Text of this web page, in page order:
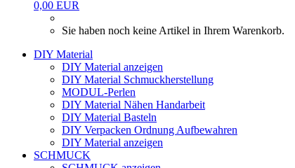
0,00 EUR
Sie haben noch keine Artikel in Ihrem Warenkorb.
DIY Material
DIY Material anzeigen
DIY Material Schmuckherstellung
MODUL-Perlen
DIY Material Nähen Handarbeit
DIY Material Basteln
DIY Verpacken Ordnung Aufbewahren
DIY Material anzeigen
SCHMUCK